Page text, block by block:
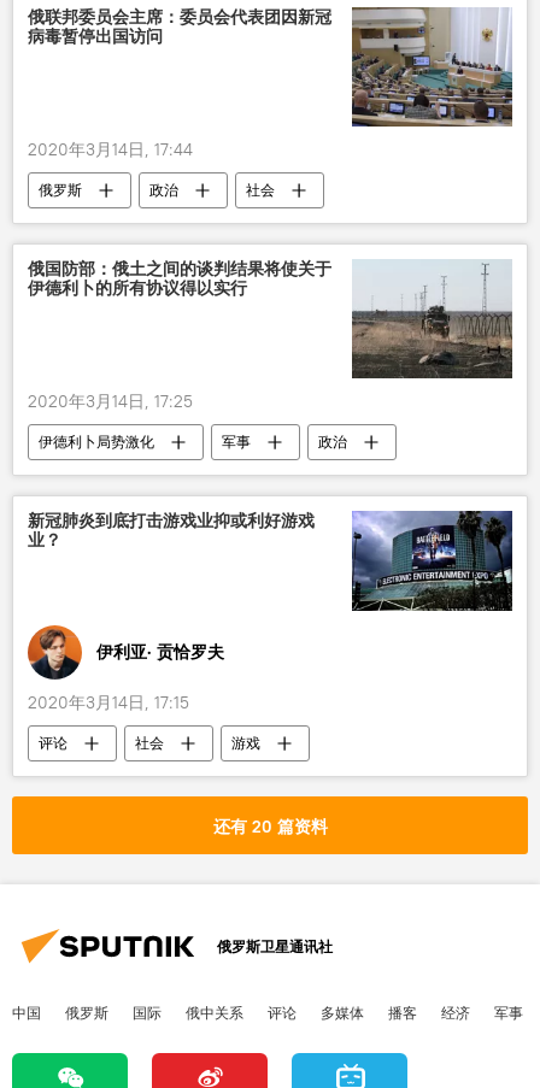
安东•西卢安诺夫
俄联邦委员会主席：委员会代表团因新冠
病毒暂停出国访问
2020年3月14日, 17:44
俄罗斯 政治
社会
冠状病毒
访问
新型肺炎疫情
俄联邦委员会
俄国防部：俄土之间的谈判结果将使关于
伊德利卜的所有协议得以实行
2020年3月14日, 17:25
伊德利卜局势激化 军事
政治
俄罗斯
土耳其
伊德利卜
俄国防部
协议
新冠肺炎到底打击游戏业抑或利好游戏
业？
伊利亚· 贡恰罗夫
2020年3月14日, 17:15
评论 社会
游戏
新型肺炎疫情
还有 20 篇资料
俄罗斯卫星通讯社
中国 俄罗斯 国际 俄中关系 评论 多媒体 播客 经济 军事